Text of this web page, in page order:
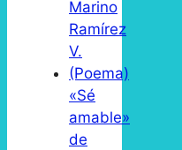
«Sé
amable»
de